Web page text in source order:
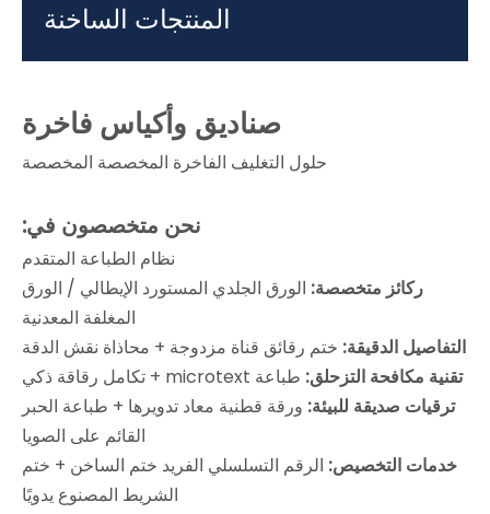
المنتجات الساخنة
صناديق وأكياس فاخرة
حلول التغليف الفاخرة المخصصة المخصصة
نحن متخصصون في:
نظام الطباعة المتقدم
ركائز متخصصة: الورق الجلدي المستورد الإيطالي / الورق
المغلفة المعدنية
التفاصيل الدقيقة: ختم رقائق قناة مزدوجة + محاذاة نقش الدقة
تقنية مكافحة التزحلق: طباعة microtext + تكامل رقاقة ذكي
ترقيات صديقة للبيئة: ورقة قطنية معاد تدويرها + طباعة الحبر
القائم على الصويا
خدمات التخصيص: الرقم التسلسلي الفريد ختم الساخن + ختم
الشريط المصنوع يدويًا